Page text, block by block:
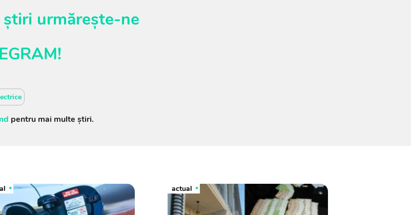
urmărește-ne
!
pentru mai multe știri.
actual